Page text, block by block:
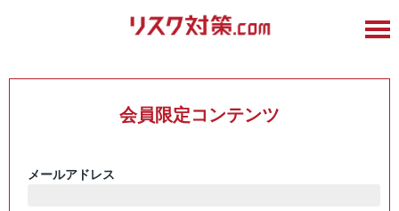
会員限定コンテンツ
メールアドレス